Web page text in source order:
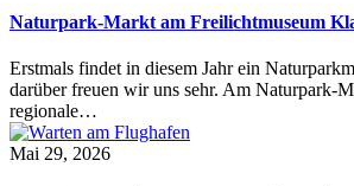
Naturpark-Markt am Freilichtmuseum
Erstmals findet in diesem Jahr ein
darüber freuen wir uns sehr. Am Naturpark-
regionale…
Mai 29, 2026